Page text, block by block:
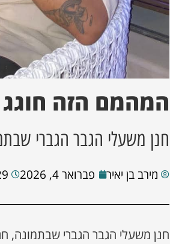
המהמם הזה חוגג
חנן משעלי הגבר הגברי
מירב בן יאיר פברואר 4, 2026
חנן משעלי הגבר הגברי שבתמונה,